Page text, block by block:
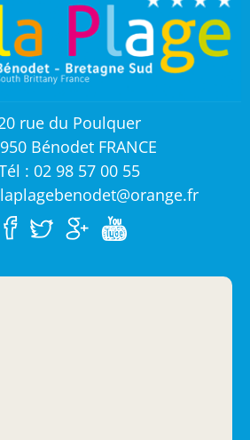
rue du Poulquer
Bénodet FRANCE
: 02 98 57 00 55